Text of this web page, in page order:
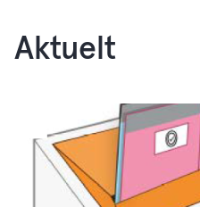
Aktuelt